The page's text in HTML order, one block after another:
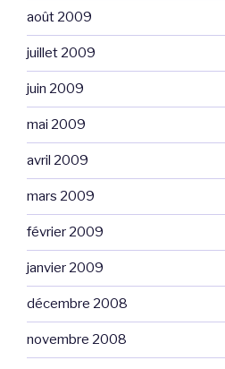
août 2009
juillet 2009
juin 2009
mai 2009
avril 2009
mars 2009
février 2009
janvier 2009
décembre 2008
novembre 2008